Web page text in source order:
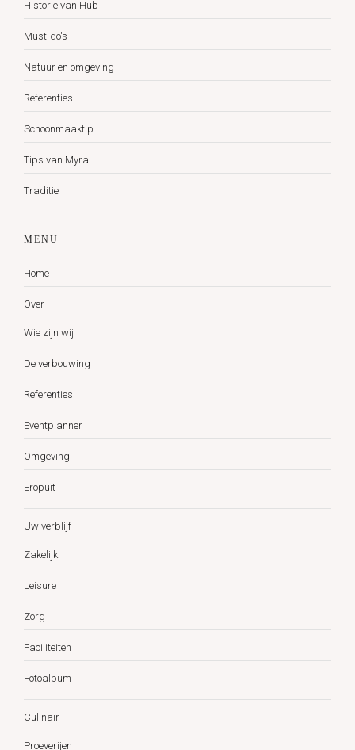
Historie van Hub
Must-do's
Natuur en omgeving
Referenties
Schoonmaaktip
Tips van Myra
Traditie
MENU
Home
Over
Wie zijn wij
De verbouwing
Referenties
Eventplanner
Omgeving
Eropuit
Uw verblijf
Zakelijk
Leisure
Zorg
Faciliteiten
Fotoalbum
Culinair
Proeverijen